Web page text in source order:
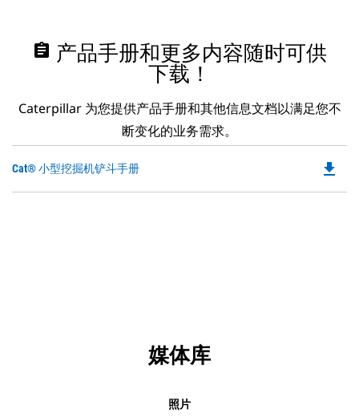
assignment 产品手册和更多内容随时可供
下载！
Caterpillar 为您提供产品手册和其他信息文档以满足您不
断变化的业务需求。
Cat® 小型挖掘机铲斗手册 file_download
媒体库
照片